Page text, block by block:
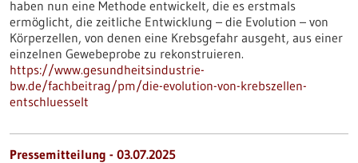
haben nun eine Methode entwickelt, die es erstmals
ermöglicht, die zeitliche Entwicklung – die Evolution – von
Körperzellen, von denen eine Krebsgefahr ausgeht, aus einer
einzelnen Gewebeprobe zu rekonstruieren.
https://www.gesundheitsindustrie-
bw.de/fachbeitrag/pm/die-evolution-von-krebszellen-
entschluesselt
Pressemitteilung - 03.07.2025